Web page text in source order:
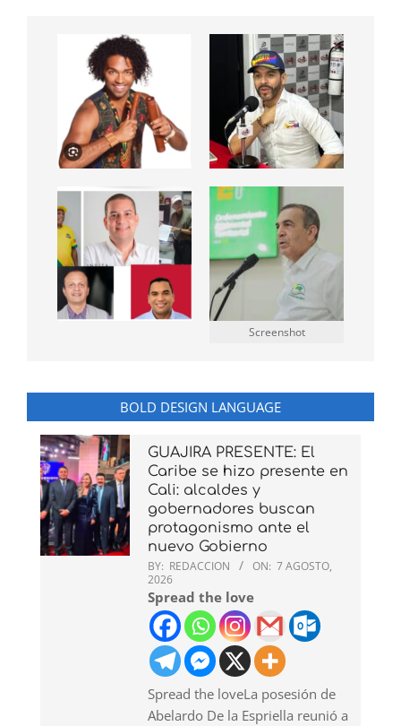
Screenshot
BOLD DESIGN LANGUAGE
GUAJIRA PRESENTE: El
Caribe se hizo presente en
Cali: alcaldes y
gobernadores buscan
protagonismo ante el
nuevo Gobierno
BY: REDACCION ON: 7 AGOSTO,
2026
Spread the love
Spread the loveLa posesión de
Abelardo De la Espriella reunió a